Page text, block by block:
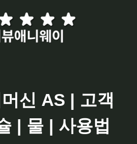
신 AS | 고객
| 물 | 사용법